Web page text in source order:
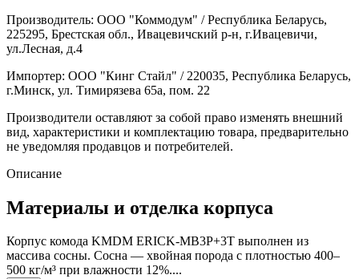
Производитель: ООО "Коммодум" / Республика Беларусь,
225295, Брестская обл., Ивацевичский р-н, г.Ивацевичи,
ул.Лесная, д.4
Импортер: ООО "Кинг Стайл" / 220035, Республика Беларусь,
г.Минск, ул. Тимирязева 65а, пом. 22
Производители оставляют за собой право изменять внешний
вид, характеристики и комплектацию товара, предварительно
не уведомляя продавцов и потребителей.
Описание
Материалы и отделка корпуса
Корпус комода KMDM ERICK-MB3P+3T выполнен из
массива сосны. Сосна — хвойная порода с плотностью 400–
500 кг/м³ при влажности 12%....